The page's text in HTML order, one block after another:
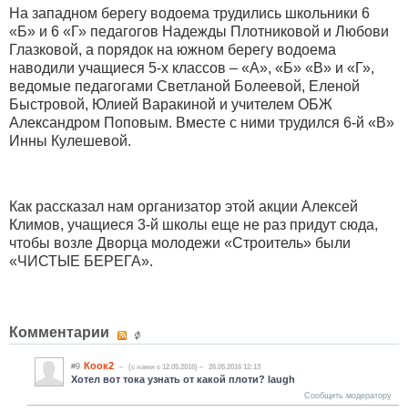
На западном берегу водоема трудились школьники 6
«Б» и 6 «Г» педагогов Надежды Плотниковой и Любови
Глазковой, а порядок на южном берегу водоема
наводили учащиеся 5-х классов – «А», «Б» «В» и «Г»,
ведомые педагогами Светланой Болеевой, Еленой
Быстровой, Юлией Варакиной и учителем ОБЖ
Александром Поповым. Вместе с ними трудился 6-й «В»
Инны Кулешевой.
Как рассказал нам организатор этой акции Алексей
Климов, учащиеся 3-й школы еще не раз придут сюда,
чтобы возле Дворца молодежи «Строитель» были
«ЧИСТЫЕ БЕРЕГА».
Комментарии
#9 Коок2 (c нами с 12.05.2016) 26.05.2016 12:13
Хотел вот тока узнать от какой плоти? laugh
Сообщить модератору